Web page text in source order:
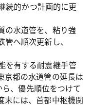
続的かつ計画的に更
の水道管を、粘り強
へ順次更新し、
を有する耐震継手管
京都の水道管の延長は
、優先順位をつけて
末には、首都中枢機関